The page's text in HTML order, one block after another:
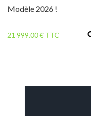
Modèle 2026 !
21 999.00 € TTC